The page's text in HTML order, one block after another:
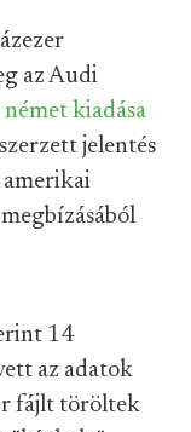
az Audi
kiadása
jelentés
amerikai
14
az adatok
fájlt töröltek